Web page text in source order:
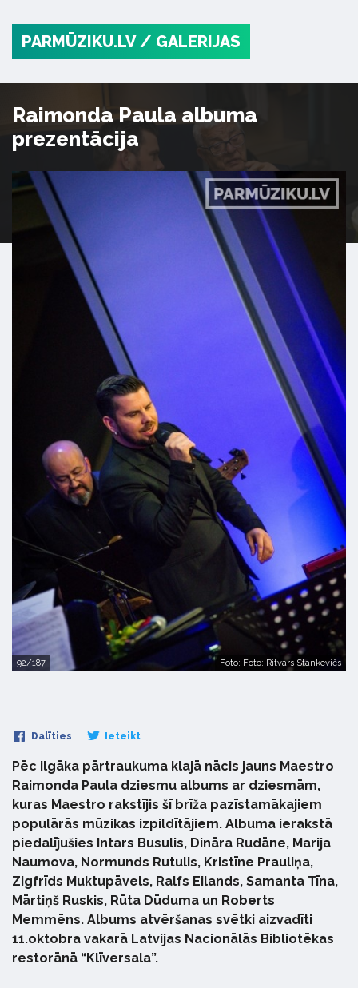
PARMŪZIKU.LV / GALERIJAS
Raimonda Paula albuma
prezentācija
92/187 Foto: Foto: Ritvars Stankevičs
Dalīties Ieteikt
Pēc ilgāka pārtraukuma klajā nācis jauns Maestro
Raimonda Paula dziesmu albums ar dziesmām,
kuras Maestro rakstījis šī brīža pazīstamākajiem
populārās mūzikas izpildītājiem. Albuma ierakstā
piedalījušies Intars Busulis, Dināra Rudāne, Marija
Naumova, Normunds Rutulis, Kristīne Prauliņa,
Zigfrīds Muktupāvels, Ralfs Eilands, Samanta Tīna,
Mārtiņš Ruskis, Rūta Dūduma un Roberts
Memmēns. Albums atvēršanas svētki aizvadīti
11.oktobra vakarā Latvijas Nacionālās Bibliotēkas
restorānā “Klīversala”.